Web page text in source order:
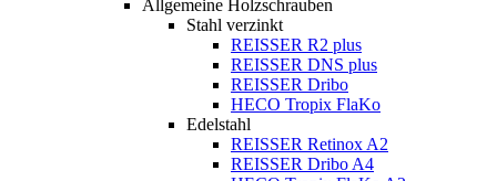
Allgemeine Holzschrauben
Stahl verzinkt
REISSER R2 plus
REISSER DNS plus
REISSER Dribo
HECO Tropix FlaKo
Edelstahl
REISSER Retinox A2
REISSER Dribo A4